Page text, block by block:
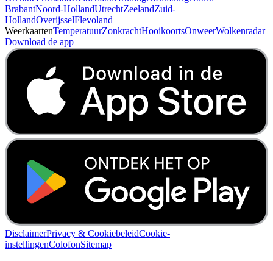
BrabantNoord-HollandUtrechtZeelandZuid-
HollandOverijsselFlevoland
WeerkaartenTemperatuurZonkrachtHooikoortsOnweerWolkenradar
Download de app
DisclaimerPrivacy & CookiebeleidCookie-
instellingenColofonSitemap